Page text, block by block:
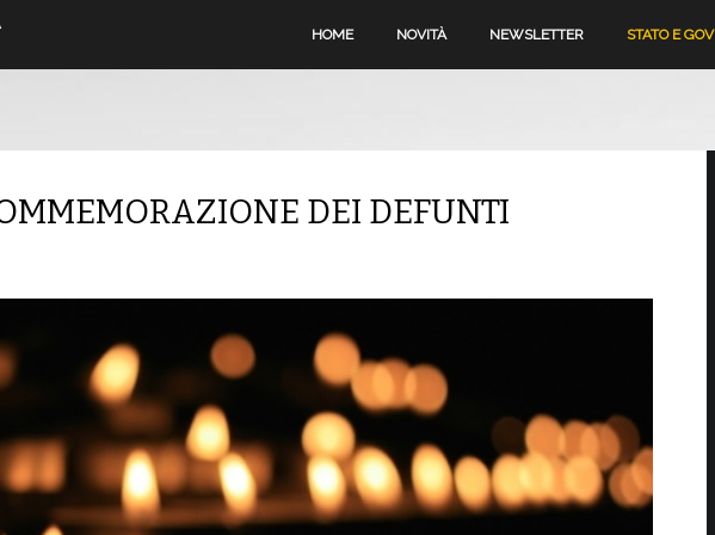
HOME NOVITÀ NEWSLETTER STATO E
DEI DEFUNTI